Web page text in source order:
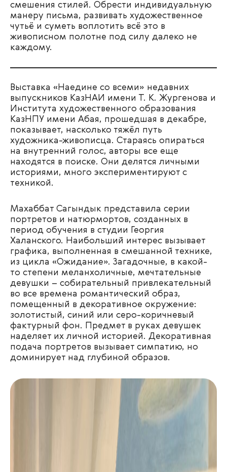
смешения стилей. Обрести индивидуальную
манеру письма, развивать художественное
чутьё и суметь воплотить всё это в
живописном полотне под силу далеко не
каждому.
Выставка «Наедине со всеми» недавних
выпускников КазНАИ имени Т. К. Жургенова и
Института художественного образования
КазНПУ имени Абая, прошедшая в декабре,
показывает, насколько тяжёл путь
художника-живописца. Стараясь опираться
на внутренний голос, авторы все еще
находятся в поиске. Они делятся личными
историями, много экспериментируют с
техникой.
Махаббат Сагындык представила серии
портретов и натюрмортов, созданных в
период обучения в студии Георгия
Халанского. Наибольший интерес вызывает
графика, выполненная в смешанной технике,
из цикла «Ожидание». Загадочные, в какой-
то степени меланхоличные, мечтательные
девушки – собирательный привлекательный
во все времена романтический образ,
помещенный в декоративное окружение:
золотистый, синий или серо-коричневый
фактурный фон. Предмет в руках девушек
наделяет их личной историей. Декоративная
подача портретов вызывает симпатию, но
доминирует над глубиной образов.